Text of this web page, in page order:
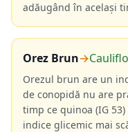
adăugând în același
Orez Brun→
Orezul brun are un
de conopidă nu are
timp ce quinoa (IG
indice glicemic mai